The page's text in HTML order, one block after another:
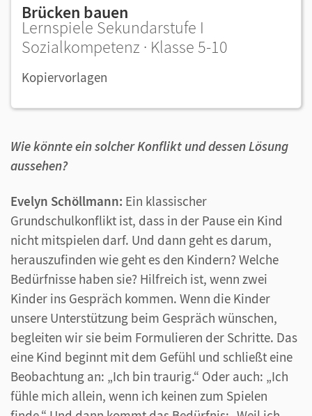
Brücken bauen
Lernspiele Sekundarstufe I
Sozialkompetenz · Klasse 5-10
Kopiervorlagen
Wie könnte ein solcher Konflikt und dessen Lösung
aussehen?
Evelyn Schöllmann: Ein klassischer
Grundschulkonflikt ist, dass in der Pause ein Kind
nicht mitspielen darf. Und dann geht es darum,
herauszufinden wie geht es den Kindern? Welche
Bedürfnisse haben sie? Hilfreich ist, wenn zwei
Kinder ins Gespräch kommen. Wenn die Kinder
unsere Unterstützung beim Gespräch wünschen,
begleiten wir sie beim Formulieren der Schritte. Das
eine Kind beginnt mit dem Gefühl und schließt eine
Beobachtung an: „Ich bin traurig.“ Oder auch: „Ich
fühle mich allein, wenn ich keinen zum Spielen